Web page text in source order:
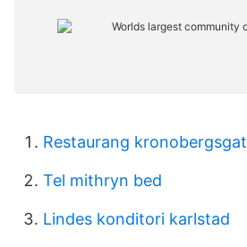
Restaurang
Tel mithryn bed
Lindes konditori karlstad